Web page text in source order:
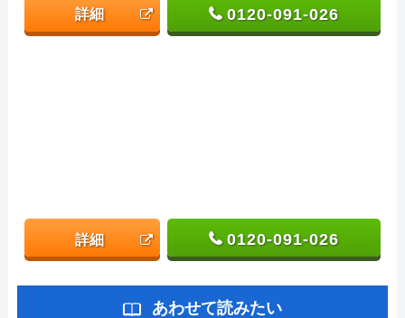
詳細 0120-091-026
詳細 0120-091-026
あわせて読みたい